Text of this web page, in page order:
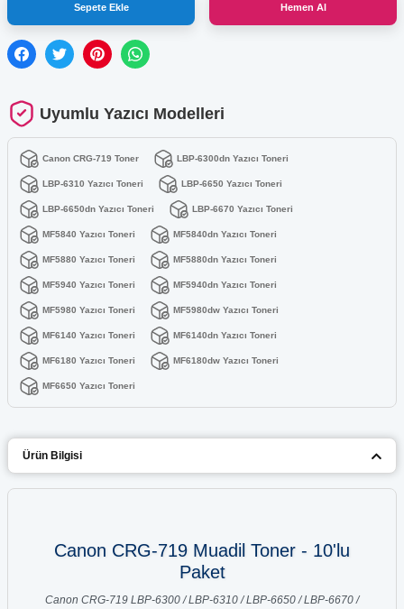
Sepete Ekle Hemen Al
Uyumlu Yazıcı Modelleri
Canon CRG-719 Toner LBP-6300dn Yazıcı Toneri
LBP-6310 Yazıcı Toneri LBP-6650 Yazıcı Toneri
LBP-6650dn Yazıcı Toneri LBP-6670 Yazıcı Toneri
MF5840 Yazıcı Toneri MF5840dn Yazıcı Toneri
MF5880 Yazıcı Toneri MF5880dn Yazıcı Toneri
MF5940 Yazıcı Toneri MF5940dn Yazıcı Toneri
MF5980 Yazıcı Toneri MF5980dw Yazıcı Toneri
MF6140 Yazıcı Toneri MF6140dn Yazıcı Toneri
MF6180 Yazıcı Toneri MF6180dw Yazıcı Toneri
MF6650 Yazıcı Toneri
Ürün Bilgisi
Canon CRG-719 Muadil Toner - 10'lu
Paket
Canon CRG-719 LBP-6300 / LBP-6310 / LBP-6650 / LBP-6670 /